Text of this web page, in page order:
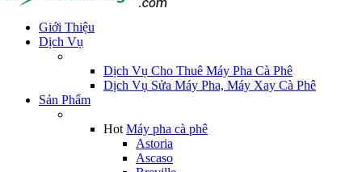
Giới Thiệu
Dịch Vụ
Dịch Vụ Cho Thuê Máy Pha Cà Phê
Dịch Vụ Sửa Máy Pha, Máy Xay Cà Phê
Sản Phẩm
Hot Máy pha cà phê
Astoria
Ascaso